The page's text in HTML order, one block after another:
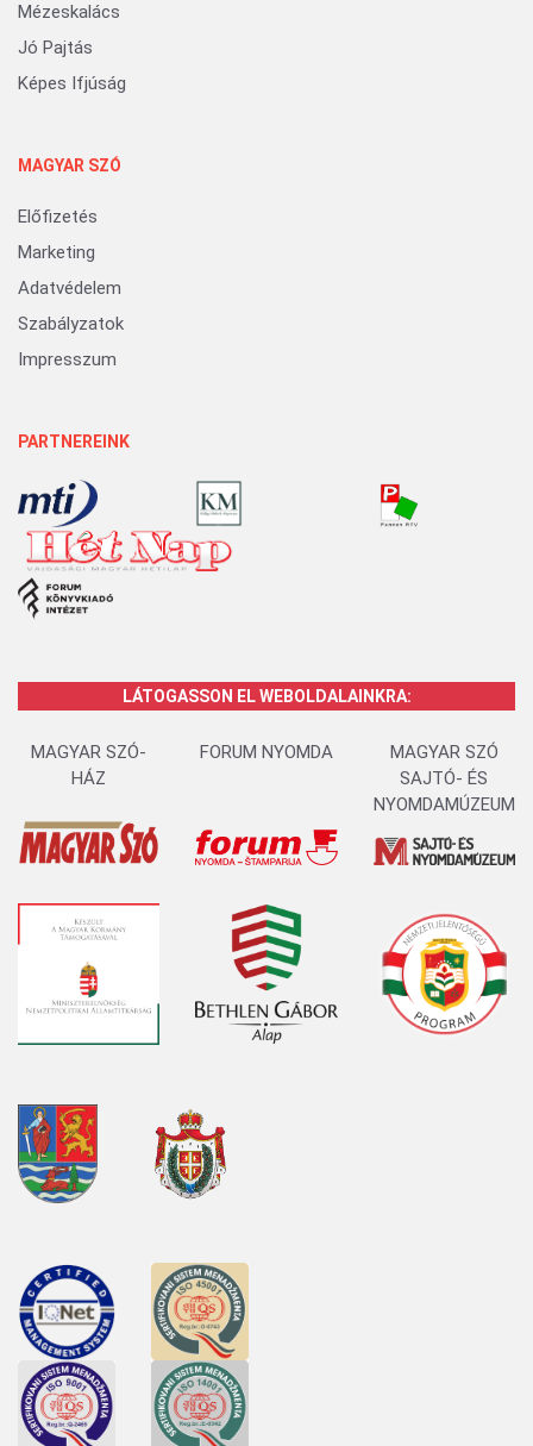
Mézeskalács
Jó Pajtás
Képes Ifjúság
MAGYAR SZÓ
Előfizetés
Marketing
Adatvédelem
Szabályzatok
Impresszum
PARTNEREINK
LÁTOGASSON EL WEBOLDALAINKRA:
MAGYAR SZÓ-
HÁZ
FORUM NYOMDA
MAGYAR SZÓ
SAJTÓ- ÉS
NYOMDAMÚZEUM